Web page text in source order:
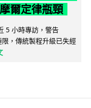
爾定律瓶頸
5 小時專訪，警告
，傳統製程升級已失經